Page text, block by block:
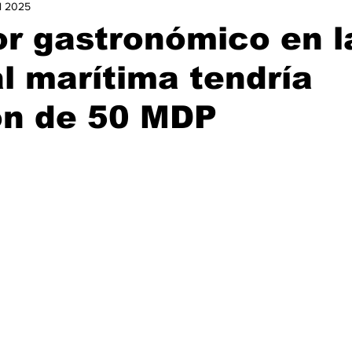
de Éxito
gastronómico en
marítima tendría
de 50 MDP
2025